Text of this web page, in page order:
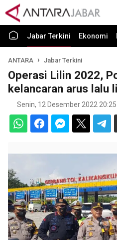
Jabar Terkini Ekonomi
ANTARA Jabar Terkini
Operasi Lilin 2022,
kelancaran arus lalu
Senin, 12 Desember 2022 20:25